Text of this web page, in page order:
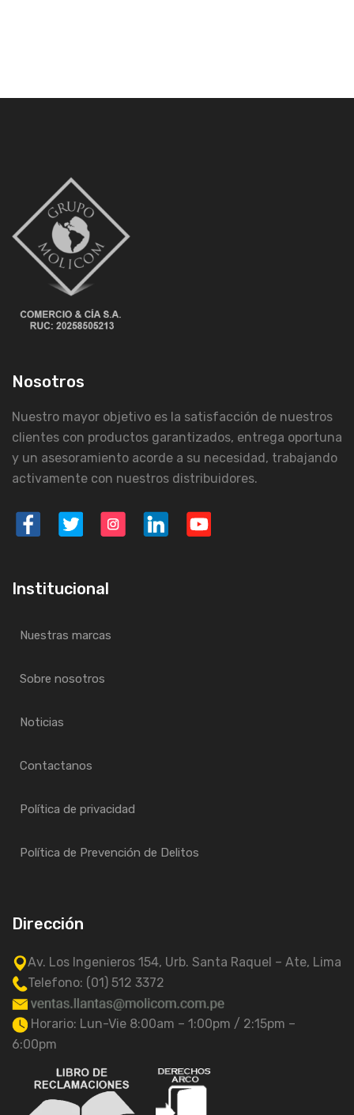
Nosotros
Nuestro mayor objetivo es la satisfacción de nuestros
clientes con productos garantizados, entrega oportuna
y un asesoramiento acorde a su necesidad, trabajando
activamente con nuestros distribuidores.
Institucional
Nuestras marcas
Sobre nosotros
Noticias
Contactanos
Política de privacidad
Política de Prevención de Delitos
Dirección
Av. Los Ingenieros 154, Urb. Santa Raquel – Ate, Lima
Telefono: (01) 512 3372
Horario: Lun-Vie 8:00am – 1:00pm / 2:15pm –
6:00pm